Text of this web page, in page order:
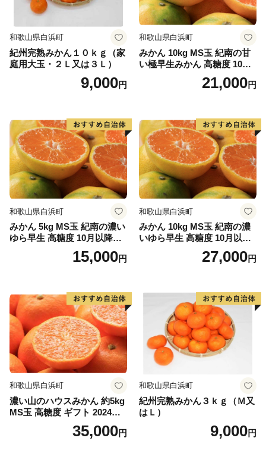
柳津町長 小林 功
和歌山県白浜町
紀州完熟みかん１０ｋｇ（家
庭用大玉・２Ｌ又は３Ｌ）
9,000円
和歌山県白浜町
みかん 10kg MS玉 紀南の甘
い極早生みかん 高糖度 10月
以降発送 マルチ被覆栽培
21,000円
和歌山県白浜町
みかん 5kg MS玉 紀南の濃い
ゆら早生 高糖度 10月以降発
送 マルチ被覆栽培15,000円
和歌山県白浜町
みかん 10kg MS玉 紀南の濃
いゆら早生 高糖度 10月以降
発送 マルチ被覆栽培27,000円
和歌山県白浜町
濃い山のハウスみかん 約5kg
MS玉 高糖度 ギフト 2024年7
35,000円
和歌山県白浜町
紀州完熟みかん３ｋｇ（Ｍ又
はＬ）
9,000円